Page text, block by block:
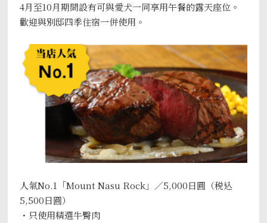
4月至10月期間設有可與愛犬一同享用午餐的露天座位。
歡迎與別邸四季住宿一併使用。
人氣No.1「Mount Nasu Rock」／5,000日圓（税込
5,500日圓）
・只使用精選牛臀肉